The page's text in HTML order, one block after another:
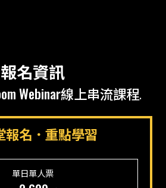
報名資訊
Webinar線上串流課程.
報名．重點學習
單日單人票